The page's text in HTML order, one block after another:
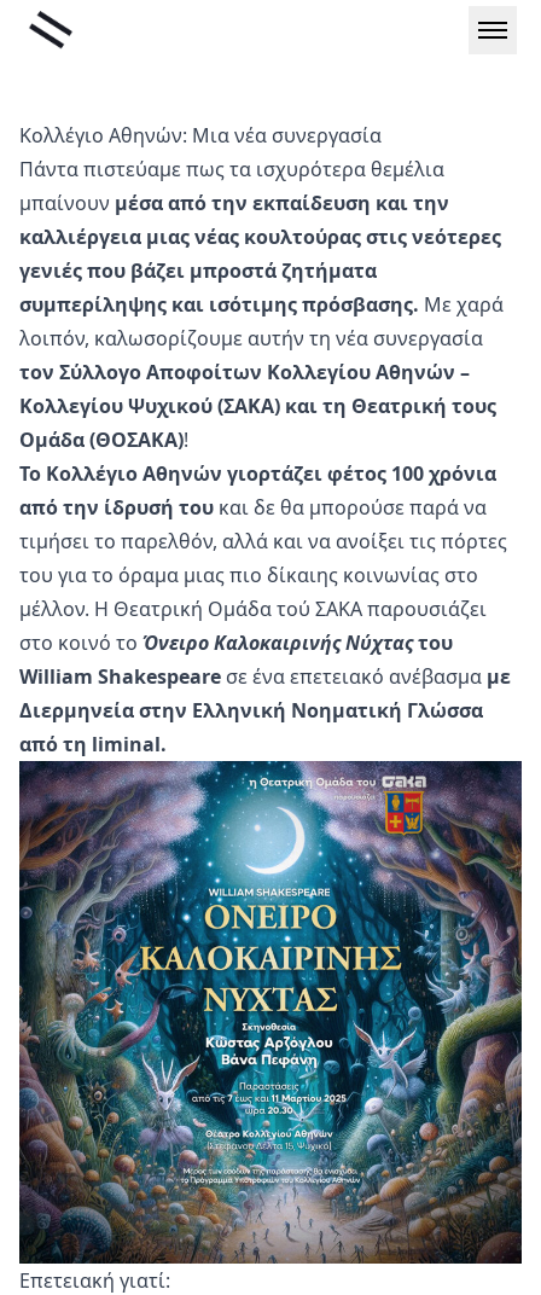
Μετάβαση
Liminal
Κολλέγιο Αθηνών: Μια νέα συνεργασία
Πάντα πιστεύαμε πως τα ισχυρότερα θεμέλια
μπαίνουν μέσα από την εκπαίδευση και την
καλλιέργεια μιας νέας κουλτούρας στις νεότερες
γενιές που βάζει μπροστά ζητήματα
συμπερίληψης και ισότιμης πρόσβασης. Με χαρά
λοιπόν, καλωσορίζουμε αυτήν τη νέα συνεργασία
τον Σύλλογο Αποφοίτων Κολλεγίου Αθηνών –
Κολλεγίου Ψυχικού (ΣΑΚΑ) και τη Θεατρική τους
Ομάδα(ΘΟΣΑΚΑ)!
Το Κολλέγιο Αθηνών γιορτάζει φέτος 100 χρόνια
από την ίδρυσή του και δε θα μπορούσε παρά να
τιμήσει το παρελθόν, αλλά και να ανοίξει τις πόρτες
του για το όραμα μιας πιο δίκαιης κοινωνίας στο
μέλλον. Η Θεατρική Ομάδα τού ΣΑΚΑ παρουσιάζει
στο κοινό το Όνειρο Καλοκαιρινής Νύχταςτου
William Shakespeare σε ένα επετειακό ανέβασμα με
Διερμηνεία στην Ελληνική Νοηματική Γλώσσα
από τη liminal.
Επετειακή γιατί: